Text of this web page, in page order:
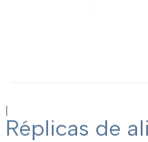
|
Réplicas de